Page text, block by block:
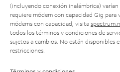
(incluyendo conexión inalámbrica)
requiere módem con capacidad Gig para
módems con capacidad, visita
todos los términos y condiciones de
sujetos a cambios. No están disponibles
restricciones.